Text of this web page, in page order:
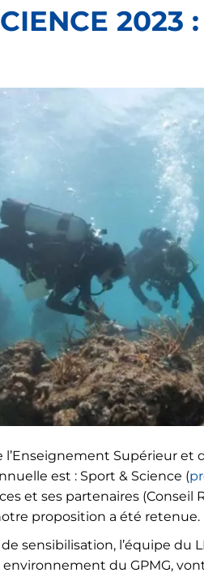
2023
Supérieur et
est : Sport & Science (
et ses partenaires
proposition a été retenue.
sensibilisation, l’équipe du
du GPMG,